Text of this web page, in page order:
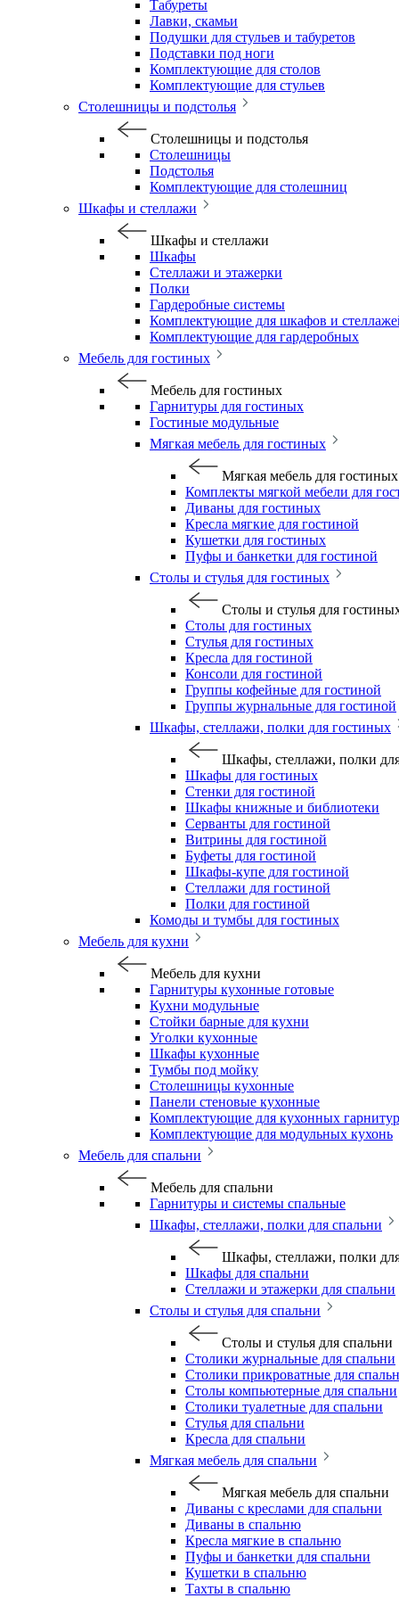
Табуреты
Лавки, скамьи
Подушки для стульев и табуретов
Подставки под ноги
Комплектующие для столов
Комплектующие для стульев
Столешницы и подстолья
Столешницы и подстолья
Столешницы
Подстолья
Комплектующие для столешниц
Шкафы и стеллажи
Шкафы и стеллажи
Шкафы
Стеллажи и этажерки
Полки
Гардеробные системы
Комплектующие для шкафов и
Комплектующие для гардеробных
Мебель для гостиных
Мебель для гостиных
Гарнитуры для гостиных
Гостиные модульные
Мягкая мебель для гостиных
Мягкая мебель для гостиных
Комплекты мягкой мебели для
Диваны для гостиных
Кресла мягкие для гостиной
Кушетки для гостиных
Пуфы и банкетки для гостиной
Столы и стулья для гостиных
Столы и стулья для
Столы для гостиных
Стулья для гостиных
Кресла для гостиной
Консоли для гостиной
Группы кофейные для гостиной
Группы журнальные для гостиной
Шкафы, стеллажи, полки для гостиных
Шкафы, стеллажи, полки
Шкафы для гостиных
Стенки для гостиной
Шкафы книжные и библиотеки
Серванты для гостиной
Витрины для гостиной
Буфеты для гостиной
Шкафы-купе для гостиной
Стеллажи для гостиной
Полки для гостиной
Комоды и тумбы для гостиных
Мебель для кухни
Мебель для кухни
Гарнитуры кухонные готовые
Кухни модульные
Стойки барные для кухни
Уголки кухонные
Шкафы кухонные
Тумбы под мойку
Столешницы кухонные
Панели стеновые кухонные
Комплектующие для кухонных
Комплектующие для модульных кухонь
Мебель для спальни
Мебель для спальни
Гарнитуры и системы спальные
Шкафы, стеллажи, полки для спальни
Шкафы, стеллажи, полки
Шкафы для спальни
Стеллажи и этажерки для спальни
Столы и стулья для спальни
Столы и стулья для спальни
Столики журнальные для спальни
Столики прикроватные для
Столы компьютерные для спальни
Столики туалетные для спальни
Стулья для спальни
Кресла для спальни
Мягкая мебель для спальни
Мягкая мебель для спальни
Диваны с креслами для спальни
Диваны в спальню
Кресла мягкие в спальню
Пуфы и банкетки для спальни
Кушетки в спальню
Тахты в спальню